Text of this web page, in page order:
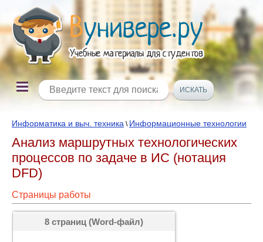
Информатика и выч. техника \ Информационные технологии
Анализ маршрутных технологических
процессов по задаче в ИС (нотация
DFD)
Страницы работы
8 страниц (Word-файл)